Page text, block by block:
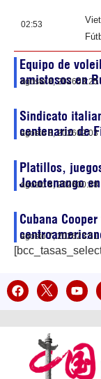
02:53
Equipo de
amistosos en
agosto 8, 202603:25
Sindicato
centenario de
agosto 8, 202602:03
Platillos,
Jocotenango
agosto 8, 202600:28
Cubana
agosto 7, 202623:51